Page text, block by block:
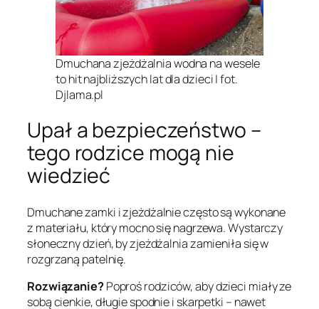
Dmuchana zjeżdżalnia wodna na wesele
to hit najbliższych lat dla dzieci | fot.
Djlama.pl
Upał a bezpieczeństwo –
tego rodzice mogą nie
wiedzieć
Dmuchane zamki i zjeżdżalnie często są wykonane
z materiału, który mocno się nagrzewa. Wystarczy
słoneczny dzień, by zjeżdżalnia zamieniła się w
rozgrzaną patelnię.
Rozwiązanie?Poproś rodziców, aby dzieci miały ze
sobą cienkie, długie spodnie i skarpetki – nawet